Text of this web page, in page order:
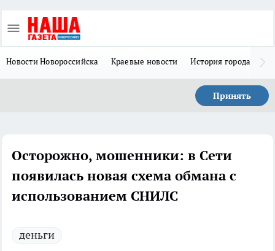
Новости Новороссийска Краевые новости История города Н
Принять
Осторожно, мошенники: в Сети
появилась новая схема обмана с
использованием СНИЛС
деньги